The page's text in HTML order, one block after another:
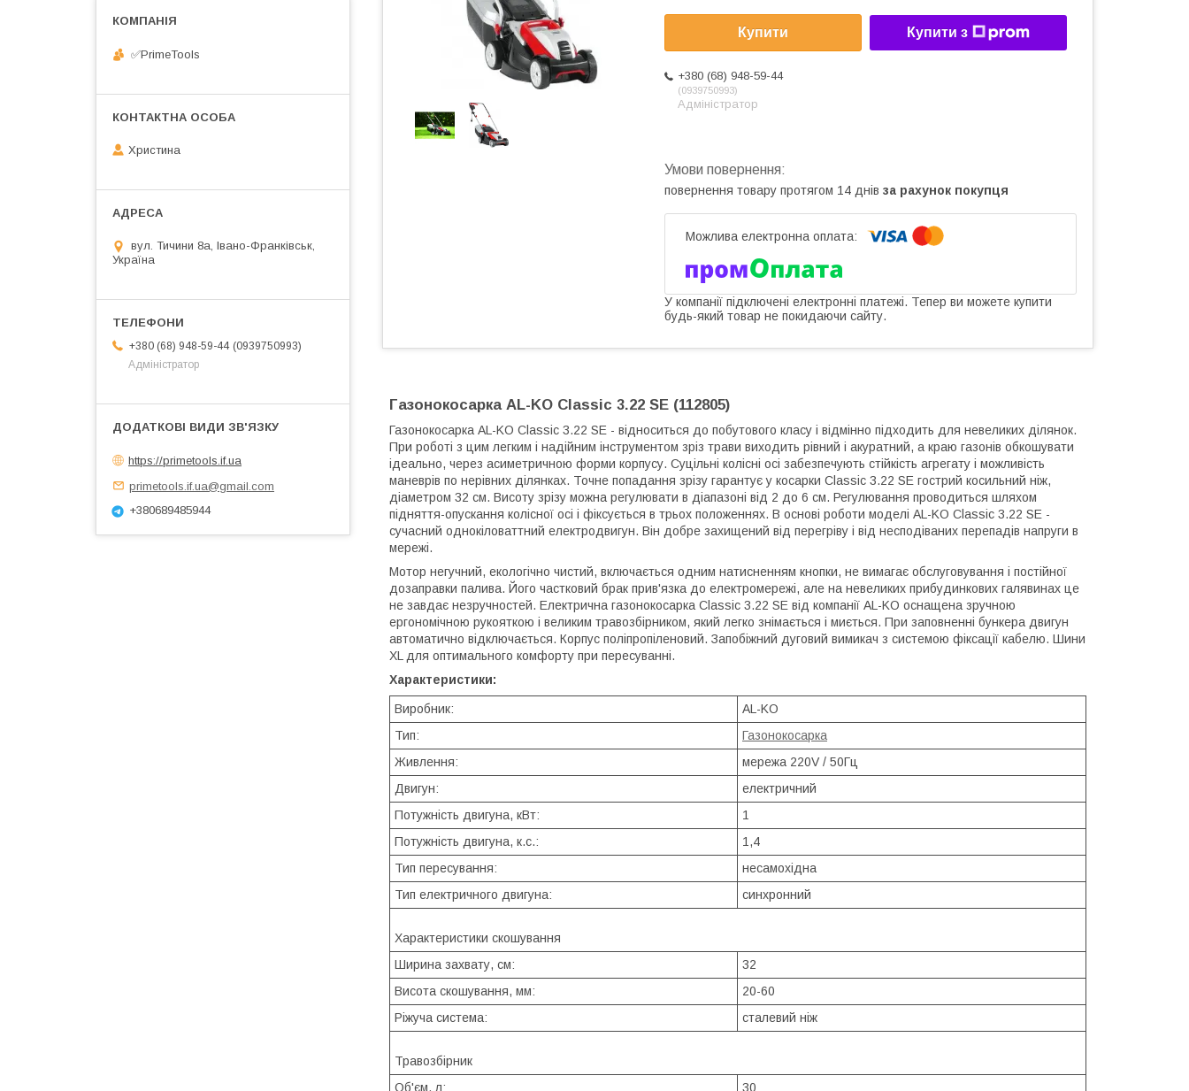
Купити Купити з
+380 (68) 948-59-44
0939750993
Адміністратор
повернення товару протягом 14 днів за рахунок покупця
У компанії підключені електронні платежі. Тепер ви можете купити
будь-який товар не покидаючи сайту.
Газонокосарка AL-KO Classic 3.22 SE (112805)
Газонокосарка AL-KO Classic 3.22 SE - відноситься до побутового класу і відмінно підходить для невеликих ділянок.
При роботі з цим легким і надійним інструментом зріз трави виходить рівний і акуратний, а краю газонів обкошувати
ідеально, через асиметричною форми корпусу. Суцільні колісні осі забезпечують стійкість агрегату і можливість
маневрів по нерівних ділянках. Точне попадання зрізу гарантує у косарки Classic 3.22 SE гострий косильний ніж,
діаметром 32 см. Висоту зрізу можна регулювати в діапазоні від 2 до 6 см. Регулювання проводиться шляхом
підняття-опускання колісної осі і фіксується в трьох положеннях. В основі роботи моделі AL-KO Classic 3.22 SE -
сучасний однокіловаттний електродвигун. Він добре захищений від перегріву і від несподіваних перепадів напруги в
мережі.
Мотор негучний, екологічно чистий, включається одним натисненням кнопки, не вимагає обслуговування і постійної
дозаправки палива. Його частковий брак прив'язка до електромережі, але на невеликих прибудинкових галявинах це
не завдає незручностей. Електрична газонокосарка Classic 3.22 SE від компанії AL-KO оснащена зручною
ергономічною рукояткою і великим травозбірником, який легко знімається і миється. При заповненні бункера двигун
автоматично відключається. Корпус поліпропіленовий. Запобіжний дуговий вимикач з системою фіксації кабелю. Шини
XL для оптимального комфорту при пересуванні.
Характеристики:
Виробник:
AL-KO
Тип:
Газонокосарка
Живлення:
мережа 220V / 50Гц
Двигун:
електричний
Потужність двигуна, кВт:
1
Потужність двигуна, к.с.:
1,4
Тип пересування:
несамохідна
Тип електричного двигуна:
синхронний
Характеристики скошування
Ширина захвату, см:
32
Висота скошування, мм:
20-60
Ріжуча система:
сталевий ніж
Травозбірник
Об'єм, л:
30
✅️PrimeTools
Христина
вул. Тичини 8а, Івано-Франківськ,
Україна
+380 (68) 948-59-44
0939750993
Адміністратор
https://primetools.if.ua
primetools.if.ua@gmail.com
+380689485944